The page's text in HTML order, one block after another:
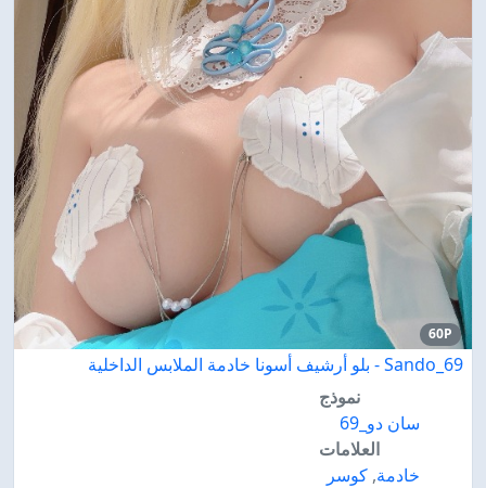
60P
Sando_69 - بلو أرشيف أسونا خادمة الملابس الداخلية
نموذج
سان دو_69
العلامات
خادمة, كوسر